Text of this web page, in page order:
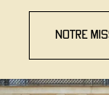
Notre